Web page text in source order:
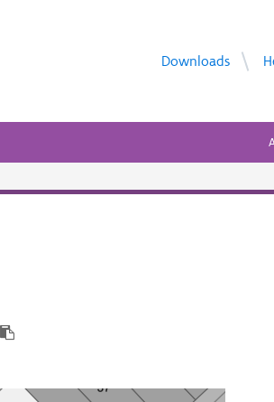
Downloads